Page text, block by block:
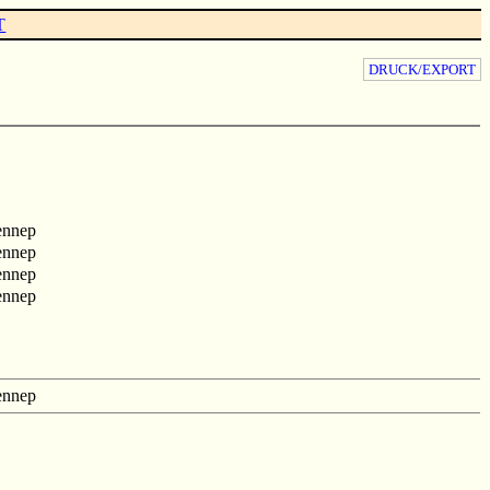
DRUCK/EXPORT